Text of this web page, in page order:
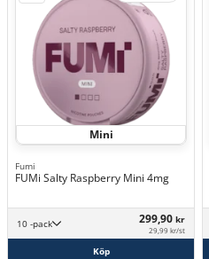
Mini
Fumi
FUMi Salty Raspberry Mini 4mg
10 -pack 299,90 kr
29,99 kr/st
Köp